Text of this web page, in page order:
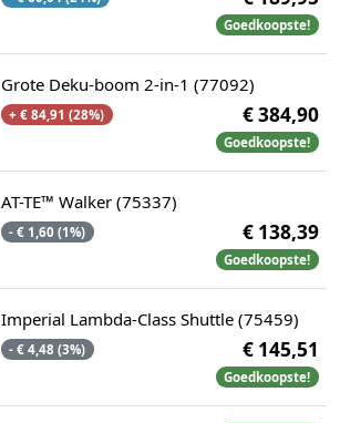
Goedkoopste!
Grote Deku-boom 2-in-1 (77092)
+ € 84,91 (28%) € 384,90
Goedkoopste!
AT-TE™ Walker (75337)
- € 1,60 (1%) € 138,39
Goedkoopste!
Imperial Lambda-Class Shuttle (75459)
- € 4,48 (3%) € 145,51
Goedkoopste!